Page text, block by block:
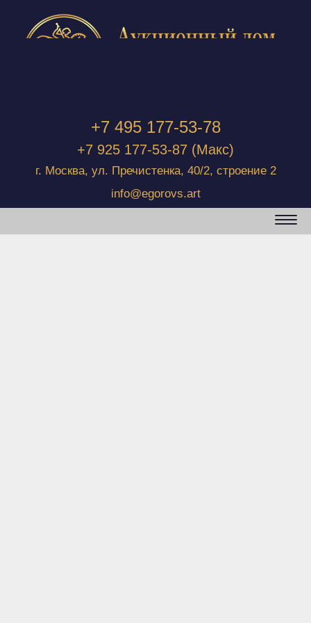
+7 495 177-53-78
+7 925 177-53-87 (Макс)
г. Москва, ул. Пречистенка, 40/2, строение 2
info@egorovs.art